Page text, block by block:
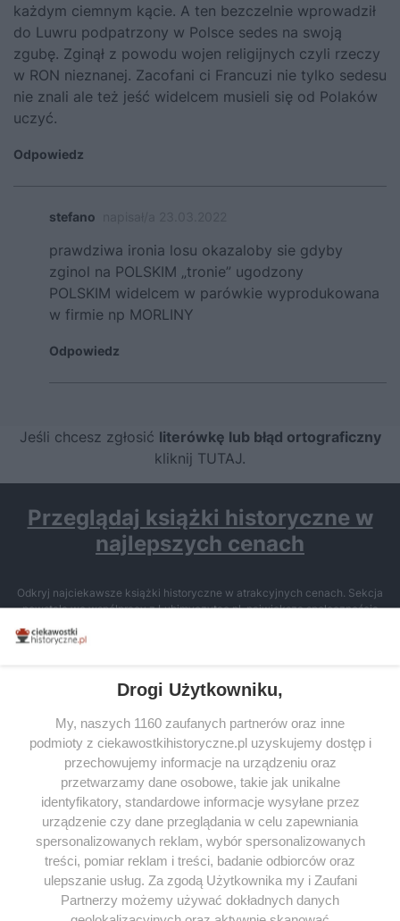
każdym ciemnym kącie. A ten bezczelnie wprowadził
do Luwru podpatrzony w Polsce sedes na swoją
zgubę. Zginął z powodu wojen religijnych czyli rzeczy
w RON nieznanej. Zacofani ci Francuzi nie tylko sedesu
nie znali ale też jeść widelcem musieli się od Polaków
uczyć.
Odpowiedz
stefano
prawdziwa ironia losu okazaloby sie gdyby
zginol na POLSKIM „tronie” ugodzony
POLSKIM widelcem w parówkie wyprodukowana
w firmie np MORLINY
Odpowiedz
Jeśli chcesz zgłosić literówkę lub błąd ortograficzny
kliknij TUTAJ.
Przeglądaj książki historyczne w
najlepszych cenach
Odkryj najciekawsze książki historyczne w atrakcyjnych cenach. Sekcja
powstała we współpracy z Lubimyczytac.pl, największą społecznością
miłośników literatury w Polsce – dzięki temu możesz wybierać spośród
tytułów najwyżej ocenianych przez czytelników.
SERWIS
SPOŁECZNOŚĆ
WSPÓŁPRACA
KONTAKT
Drogi Użytkowniku,
My, naszych 1160 zaufanych partnerów oraz inne
podmioty z ciekawostkihistoryczne.pl uzyskujemy dostęp i
przechowujemy informacje na urządzeniu oraz
przetwarzamy dane osobowe, takie jak unikalne
identyfikatory, standardowe informacje wysyłane przez
urządzenie czy dane przeglądania w celu zapewniania
spersonalizowanych reklam, wybór spersonalizowanych
treści, pomiar reklam i treści, badanie odbiorców oraz
ulepszanie usług. Za zgodą Użytkownika my i Zaufani
Partnerzy możemy używać dokładnych danych